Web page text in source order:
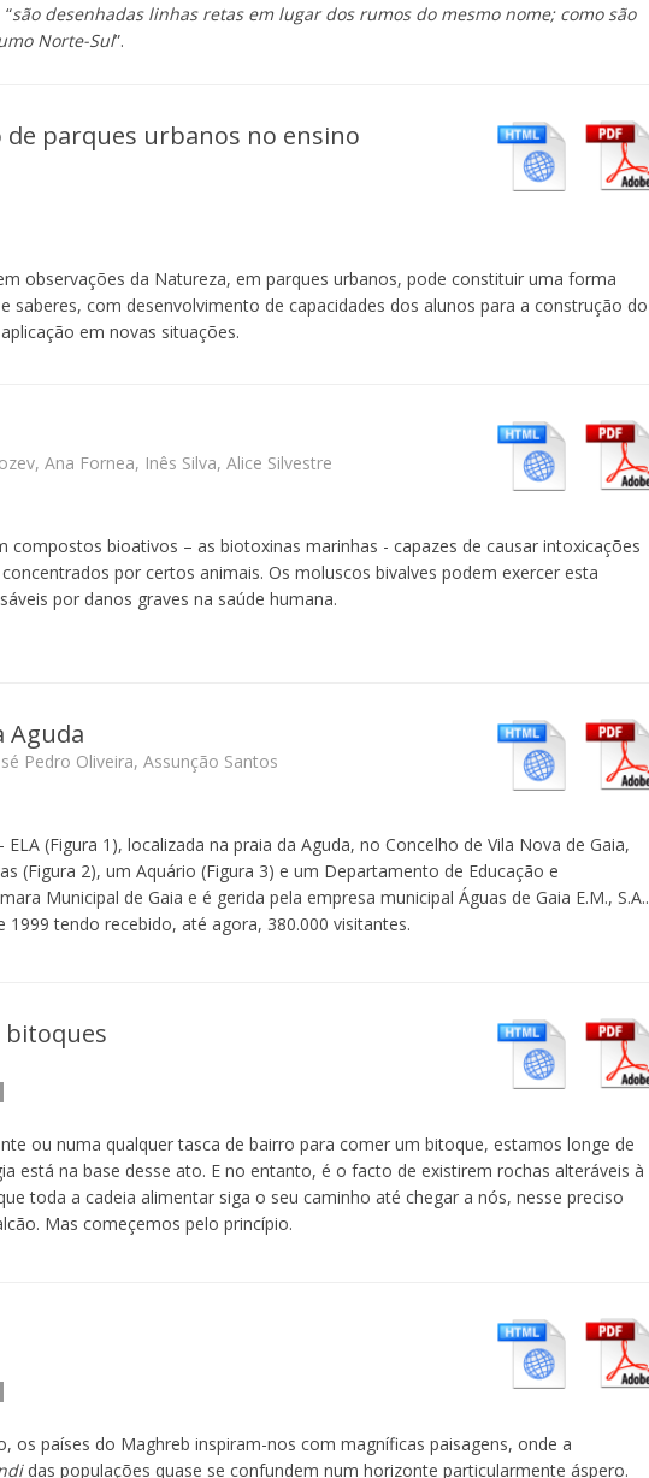
são desenhadas linhas retas em lugar dos rumos do mesmo nome; como são
Norte-Sul”.
de parques urbanos no ensino
observações da Natureza, em parques urbanos, pode constituir uma forma
saberes, com desenvolvimento de capacidades dos alunos para a construção do
em novas situações.
Ana Fornea, Inês Silva, Alice Silvestre
compostos bioativos – as biotoxinas marinhas - capazes de causar intoxicações
por certos animais. Os moluscos bivalves podem exercer esta
por danos graves na saúde humana.
Aguda
Pedro Oliveira, Assunção Santos
(Figura 1), localizada na praia da Aguda, no Concelho de Vila Nova de Gaia,
(Figura 2), um Aquário (Figura 3) e um Departamento de Educação e
Municipal de Gaia e é gerida pela empresa municipal Águas de Gaia E.M., S.A..
1999 tendo recebido, até agora, 380.000 visitantes.
bitoques
ou numa qualquer tasca de bairro para comer um bitoque, estamos longe de
está na base desse ato. E no entanto, é o facto de existirem rochas alteráveis à
toda a cadeia alimentar siga o seu caminho até chegar a nós, nesse preciso
Mas começemos pelo princípio.
os países do Maghreb inspiram-nos com magníficas paisagens, onde a
das populações quase se confundem num horizonte particularmente áspero.